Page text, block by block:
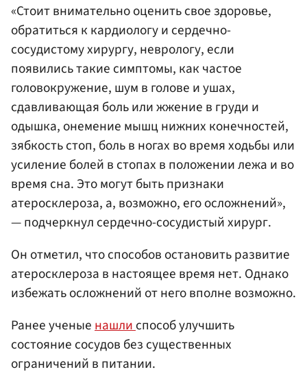
«Стоит внимательно оценить свое здоровье,
обратиться к кардиологу и сердечно-
сосудистому хирургу, неврологу, если
появились такие симптомы, как частое
головокружение, шум в голове и ушах,
сдавливающая боль или жжение в груди и
одышка, онемение мышц нижних конечностей,
зябкость стоп, боль в ногах во время ходьбы или
усиление болей в стопах в положении лежа и во
время сна. Это могут быть признаки
атеросклероза, а, возможно, его осложнений»,
— подчеркнул сердечно-сосудистый хирург.
Он отметил, что способов остановить развитие
атеросклероза в настоящее время нет. Однако
избежать осложнений от него вполне возможно.
Ранее ученыенашлиспособ улучшить
состояние сосудов без существенных
ограничений в питании.